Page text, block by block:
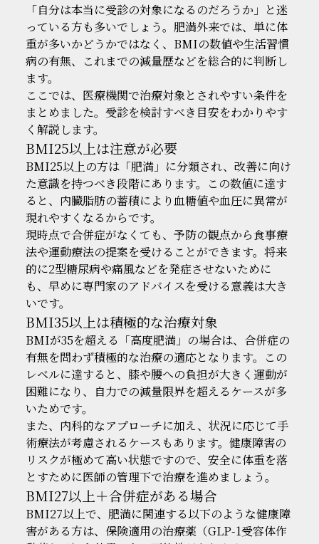
「自分は本当に受診の対象になるのだろうか」と迷
っている方も多いでしょう。肥満外来では、単に体
重が多いかどうかではなく、BMIの数値や生活習慣
病の有無、これまでの減量歴などを総合的に判断し
ます。
ここでは、医療機関で治療対象とされやすい条件を
まとめました。受診を検討すべき目安をわかりやす
く解説します。
BMI25以上は注意が必要
BMI25以上の方は「肥満」に分類され、改善に向け
た意識を持つべき段階にあります。この数値に達す
ると、内臓脂肪の蓄積により血糖値や血圧に異常が
現れやすくなるからです。
現時点で合併症がなくても、予防の観点から食事療
法や運動療法の提案を受けることができます。将来
的に2型糖尿病や痛風などを発症させないために
も、早めに専門家のアドバイスを受ける意義は大き
いです。
BMI35以上は積極的な治療対象
BMIが35を超える「高度肥満」の場合は、合併症の
有無を問わず積極的な治療の適応となります。この
レベルに達すると、膝や腰への負担が大きく運動が
困難になり、自力での減量限界を超えるケースが多
いためです。
また、内科的なアプローチに加え、状況に応じて手
術療法が考慮されるケースもあります。健康障害の
リスクが極めて高い状態ですので、安全に体重を落
とすために医師の管理下で治療を進めましょう。
BMI27以上＋合併症がある場合
BMI27以上で、肥満に関連する以下のような健康障
害がある方は、保険適用の治療薬（GLP-1受容体作